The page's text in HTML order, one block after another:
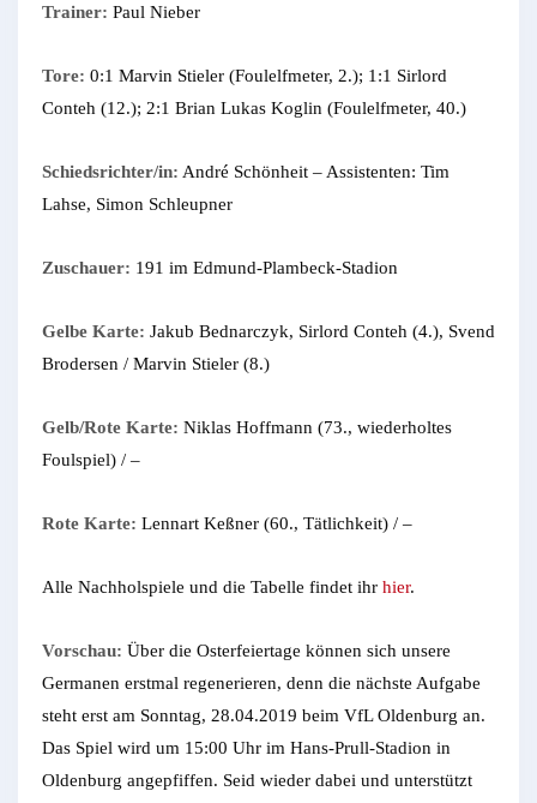
Trainer: Paul Nieber
Tore: 0:1 Marvin Stieler (Foulelfmeter, 2.); 1:1 Sirlord
Conteh (12.); 2:1 Brian Lukas Koglin (Foulelfmeter, 40.)
Schiedsrichter/in: André Schönheit – Assistenten: Tim
Lahse, Simon Schleupner
Zuschauer: 191 im Edmund-Plambeck-Stadion
Gelbe Karte: Jakub Bednarczyk, Sirlord Conteh (4.), Svend
Brodersen / Marvin Stieler (8.)
Gelb/Rote Karte: Niklas Hoffmann (73., wiederholtes
Foulspiel) / –
Rote Karte: Lennart Keßner (60., Tätlichkeit) / –
Alle Nachholspiele und die Tabelle findet ihr hier.
Vorschau: Über die Osterfeiertage können sich unsere
Germanen erstmal regenerieren, denn die nächste Aufgabe
steht erst am Sonntag, 28.04.2019 beim VfL Oldenburg an.
Das Spiel wird um 15:00 Uhr im Hans-Prull-Stadion in
Oldenburg angepfiffen. Seid wieder dabei und unterstützt